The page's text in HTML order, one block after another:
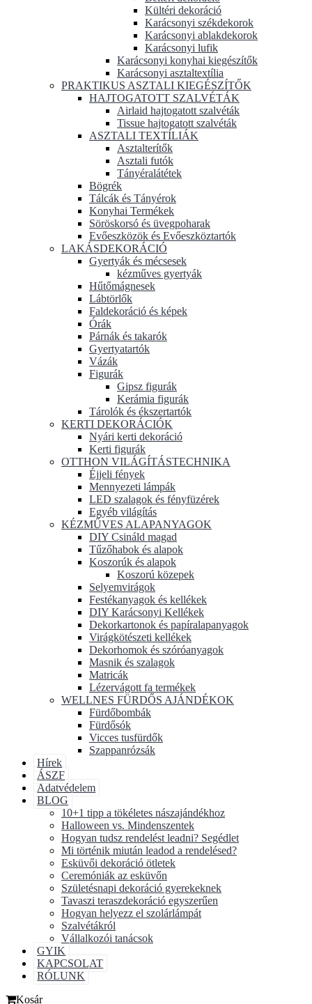
Kültéri dekoráció
Karácsonyi székdekorok
Karácsonyi ablakdekorok
Karácsonyi lufik
Karácsonyi konyhai kiegészítők
Karácsonyi asztaltextília
PRAKTIKUS ASZTALI KIEGÉSZÍTŐK
HAJTOGATOTT SZALVÉTÁK
Airlaid hajtogatott szalvéták
Tissue hajtogatott szalvéták
ASZTALI TEXTÍLIÁK
Asztalterítők
Asztali futók
Tányéralátétek
Bögrék
Tálcák és Tányérok
Konyhai Termékek
Söröskorsó és üvegpoharak
Evőeszközök és Evőeszköztartók
LAKÁSDEKORÁCIÓ
Gyertyák és mécsesek
kézműves gyertyák
Hűtőmágnesek
Lábtörlők
Faldekoráció és képek
Órák
Párnák és takarók
Gyertyatartók
Vázák
Figurák
Gipsz figurák
Kerámia figurák
Tárolók és ékszertartók
KERTI DEKORÁCIÓK
Nyári kerti dekoráció
Kerti figurák
OTTHON VILÁGÍTÁSTECHNIKA
Éjjeli fények
Mennyezeti lámpák
LED szalagok és fényfüzérek
Egyéb világítás
KÉZMŰVES ALAPANYAGOK
DIY Csináld magad
Tűzőhabok és alapok
Koszorúk és alapok
Koszorú közepek
Selyemvirágok
Festékanyagok és kellékek
DIY Karácsonyi Kellékek
Dekorkartonok és papíralapanyagok
Virágkötészeti kellékek
Dekorhomok és szóróanyagok
Masnik és szalagok
Matricák
Lézervágott fa termékek
WELLNES FÜRDŐS AJÁNDÉKOK
Fürdőbombák
Fürdősók
Vicces tusfürdők
Szappanrózsák
Hírek
ÁSZF
Adatvédelem
BLOG
10+1 tipp a tökéletes nászajándékhoz
Halloween vs. Mindenszentek
Hogyan tudsz rendelést leadni? Segédlet
Mi történik miután leadod a rendelésed?
Esküvői dekoráció ötletek
Ceremóniák az esküvőn
Születésnapi dekoráció gyerekeknek
Tavaszi teraszdekoráció egyszerűen
Hogyan helyezz el szolárlámpát
Szalvétákról
Vállalkozói tanácsok
GYIK
KAPCSOLAT
RÓLUNK
Kosár